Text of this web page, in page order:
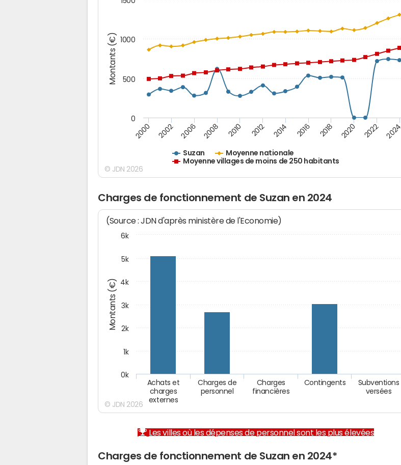
Montants (€)
Suzan
Moyenne nationale
Moyenne villages de moins de 250 habitants
2000 2002 2006 2008 2010 2012 2014 2016 2018 2020 2022 2024
0
500
1000
© JDN 2026
Charges de fonctionnement de Suzan en 2024
Montants (€)
(Source : JDN d'après ministère de l'Economie)
Achats et
charges
externes
Charges de
personnel
Charges
financières
Contingents
Subventions
versées
0k
1k
2k
3k
4k
5k
6k
© JDN 2026
Les villes où les dépenses de personnel sont les plus élevées
Charges de fonctionnement de Suzan en 2024*